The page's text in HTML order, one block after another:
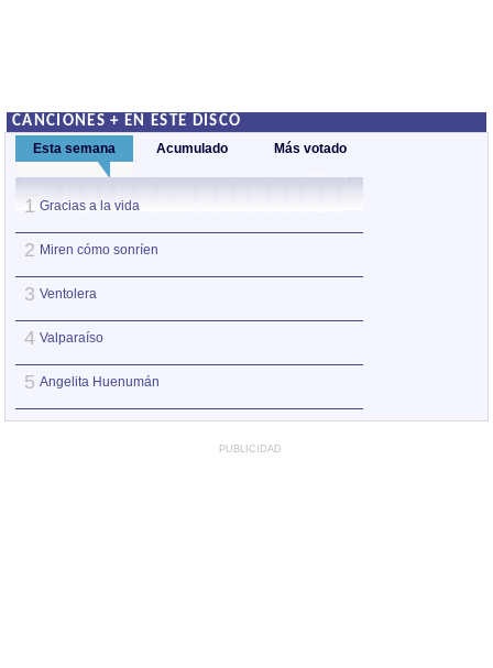
CANCIONES + EN ESTE DISCO
Esta semana Acumulado Más votado
1 Gracias a la vida
2 Miren cómo sonríen
3 Ventolera
4 Valparaíso
5 Angelita Huenumán
PUBLICIDAD